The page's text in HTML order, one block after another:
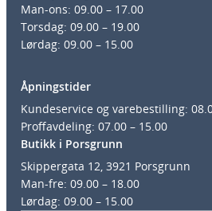
Man-ons: 09.00 – 17.00
Torsdag: 09.00 – 19.00
Lørdag: 09.00 – 15.00
Åpningstider
Kundeservice og varebestilling:
Proffavdeling: 07.00 – 15.00
Butikk i Porsgrunn
Skippergata 12, 3921 Porsgrunn
Man-fre: 09.00 – 18.00
Lørdag: 09.00 – 15.00